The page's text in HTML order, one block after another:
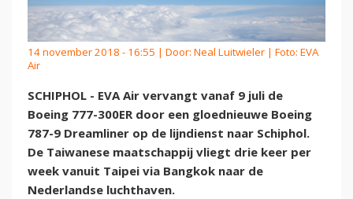
14 november 2018 - 16:55 | Door: Neal Luitwieler | Foto: EVA
Air
SCHIPHOL - EVA Air vervangt vanaf 9 juli de
Boeing 777-300ER door een gloednieuwe Boeing
787-9 Dreamliner op de lijndienst naar Schiphol.
De Taiwanese maatschappij vliegt drie keer per
week vanuit Taipei via Bangkok naar de
Nederlandse luchthaven.